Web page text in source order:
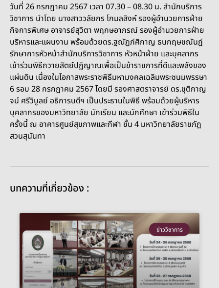
วันที่ 26 กรกฎาคม 2567 เวลา 07.30 – 08.30 น. สำนักบริการ
วิชาการ นำโดย นางสาววลัยกร โกมลสิงห์ รองผู้อำนวยการฝ่าย
กิจการพิเศษ อาจารย์สุวิตา พฤกษอาภรณ์ รองผู้อำนวยการฝ่าย
บริหารและแผนงาน พร้อมด้วยดร.ฐณัฏภ์ศิกาญ ธนกฤษชณันฎ์
รักษาการหัวหน้าสำนักบริการวิชาการ หัวหน้าฝ่าย และบุคลากร
เข้าร่วมพิธีถวายสัตย์ปฏิญาณเพื่อเป็นข้าราชการที่ดีและพลังของ
แผ่นดิน เนื่องในโอกาสพระราชพิธีมหามงคลเฉลิมพระชนมพรรษา
6 รอบ 28 กรกฎาคม 2567 โดยมี รองศาสตราจารย์ ดร.ชุติกาญ
จน์ ศรีวิบูลย์ อธิการบดีฯ เป็นประธานในพิธี พร้อมด้วยผู้บริหาร
บุคลากรของมหาวิทยาลัย นักเรียน และนักศึกษา เข้าร่วมพิธีใน
ครั้งนี้ ณ อาคารศูนย์สุขภาพและกีฬา ชั้น 4 มหาวิทยาลัยราชภัฏ
สวนสุนันทา
บทความที่เกี่ยวข้อง :
ข่าววิชาการ